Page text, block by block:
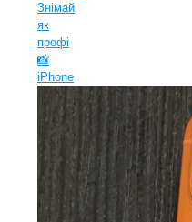
Знімай
як
профі
📸
iPhone